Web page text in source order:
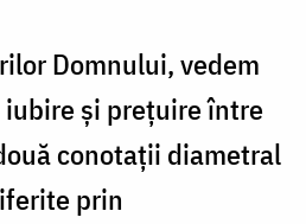
Domnului, vedem
iubire şi preţuire între
conotaţii diametral
prin